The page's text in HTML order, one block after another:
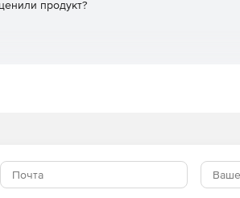
камер и подборка видеокамер
продукт?